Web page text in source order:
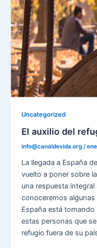
Uncategorized
El auxilio del
info@canaldevida.org /
La llegada a España
vuelto a poner sobre
una respuesta
conoceremos algunas
España está
estas personas que
refugio fuera de su